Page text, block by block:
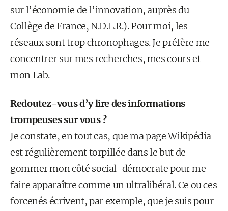
sur l’économie de l’innovation, auprès du
Collège de France, N.D.L.R.). Pour moi, les
réseaux sont trop chronophages. Je préfère me
concentrer sur mes recherches, mes cours et
mon Lab.
Redoutez-vous d’y lire des informations
trompeuses sur vous ?
Je constate, en tout cas, que ma page Wikipédia
est régulièrement torpillée dans le but de
gommer mon côté social-démocrate pour me
faire apparaître comme un ultralibéral. Ce ou ces
forcenés écrivent, par exemple, que je suis pour